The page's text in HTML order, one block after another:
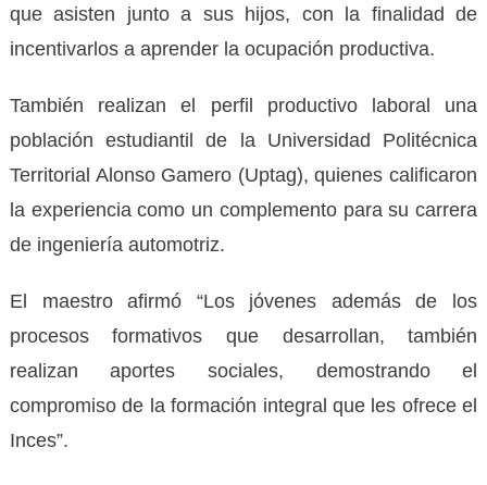
que asisten junto a sus hijos, con la finalidad de
incentivarlos a aprender la ocupación productiva.
También realizan el perfil productivo laboral una
población estudiantil de la Universidad Politécnica
Territorial Alonso Gamero (Uptag), quienes calificaron
la experiencia como un complemento para su carrera
de ingeniería automotriz.
El maestro afirmó “Los jóvenes además de los
procesos formativos que desarrollan, también
realizan aportes sociales, demostrando el
compromiso de la formación integral que les ofrece el
Inces”.